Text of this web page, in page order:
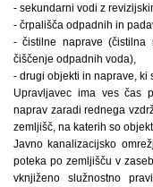
- sekundarni vodi z
- črpališča odpadnih in
- čistilne naprave
čiščenje odpadnih voda),
- drugi objekti in naprave, ki
Upravljavec ima ves čas
naprav zaradi rednega
zemljišč, na katerih so
Javno kanalizacijsko
poteka po zemljišču v
vknjiženo služnostno